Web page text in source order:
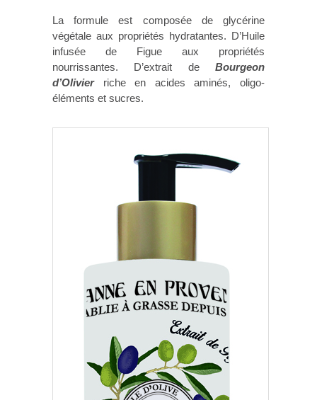
La formule est composée de glycérine
végétale aux propriétés hydratantes. D’Huile
infusée de Figue aux propriétés
nourrissantes. D’extrait de Bourgeon
d’Olivierriche en acides aminés, oligo-
éléments et sucres.